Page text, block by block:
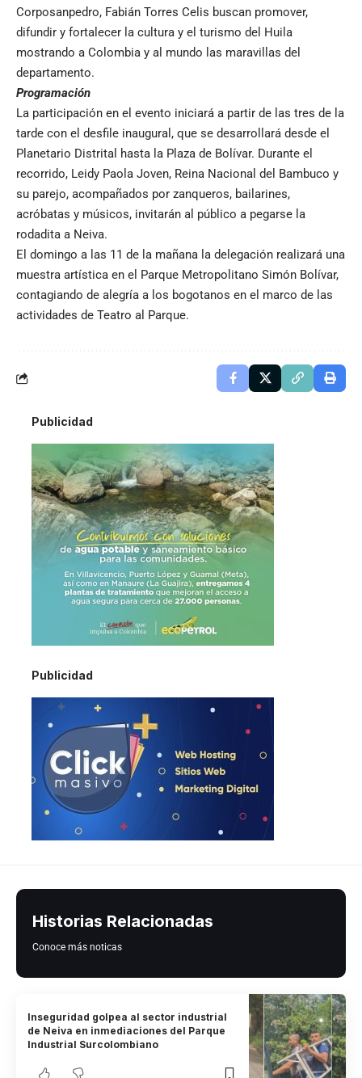
Corposanpedro, Fabián Torres Celis buscan promover,
difundir y fortalecer la cultura y el turismo del Huila
mostrando a Colombia y al mundo las maravillas del
departamento.
Programación
La participación en el evento iniciará a partir de las tres de la
tarde con el desfile inaugural, que se desarrollará desde el
Planetario Distrital hasta la Plaza de Bolívar. Durante el
recorrido, Leidy Paola Joven, Reina Nacional del Bambuco y
su parejo, acompañados por zanqueros, bailarines,
acróbatas y músicos, invitarán al público a pegarse la
rodadita a Neiva.
El domingo a las 11 de la mañana la delegación realizará una
muestra artística en el Parque Metropolitano Simón Bolívar,
contagiando de alegría a los bogotanos en el marco de las
actividades de Teatro al Parque.
Publicidad
Publicidad
Historias Relacionadas
Conoce más noticas
Inseguridad golpea al sector industrial
de Neiva en inmediaciones del Parque
Industrial Surcolombiano